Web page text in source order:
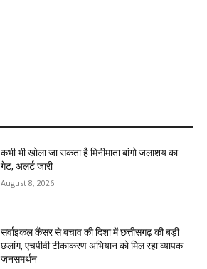
कभी भी खोला जा सकता है मिनीमाता बांगो जलाशय का
गेट, अलर्ट जारी
August 8, 2026
सर्वाइकल कैंसर से बचाव की दिशा में छत्तीसगढ़ की बड़ी
छलांग, एचपीवी टीकाकरण अभियान को मिल रहा व्यापक
जनसमर्थन